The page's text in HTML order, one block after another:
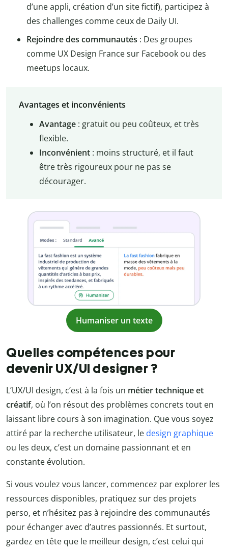
d’une appli, création d’un site fictif), participez à
des challenges comme ceux de Daily UI.
Rejoindre des communautés : Des groupes
comme UX Design France sur Facebook ou des
meetups locaux.
Avantages et inconvénients
Avantage: gratuit ou peu coûteux, et très
flexible.
Inconvénient: moins structuré, et il faut
être très rigoureux pour ne pas se
décourager.
Humaniser un texte
Quelles compétences pour
devenir UX/UI designer ?
L’UX/UI design, c’est à la fois un métier technique et
créatif, où l’on résout des problèmes concrets tout en
laissant libre cours à son imagination. Que vous soyez
attiré par la recherche utilisateur, le design graphique
ou les deux, c’est un domaine passionnant et en
constante évolution.
Si vous voulez vous lancer, commencez par explorer les
ressources disponibles, pratiquez sur des projets
perso, et n’hésitez pas à rejoindre des communautés
pour échanger avec d’autres passionnés. Et surtout,
gardez en tête que le meilleur design, c’est celui qui